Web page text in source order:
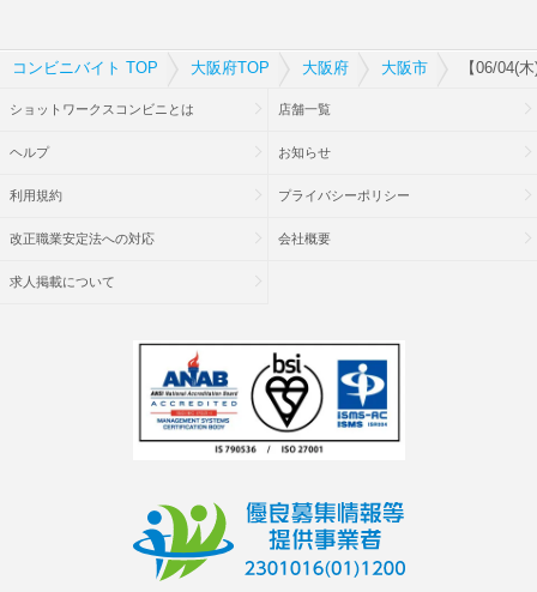
コンビニバイト TOP 大阪府TOP 大阪府 大阪市 【06/04(
ショットワークスコンビニとは 店舗一覧
ヘルプ お知らせ
利用規約 プライバシーポリシー
改正職業安定法への対応 会社概要
求人掲載について